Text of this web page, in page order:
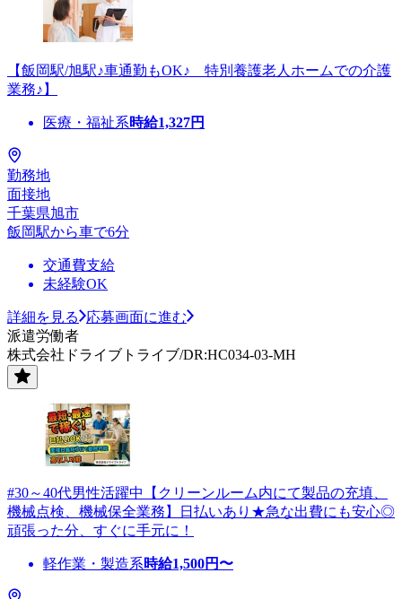
【飯岡駅/旭駅♪車通勤もOK♪ 特別養護老人ホームでの介護
業務♪】
医療・福祉系時給1,327円
勤務地
面接地
千葉県旭市
飯岡駅から車で6分
交通費支給
未経験OK
詳細を見る
応募画面に進む
派遣労働者
株式会社ドライブトライブ/DR:HC034-03-MH
#30～40代男性活躍中【クリーンルーム内にて製品の充填、
機械点検、機械保全業務】日払いあり★急な出費にも安心◎
頑張った分、すぐに手元に！
軽作業・製造系時給1,500円〜